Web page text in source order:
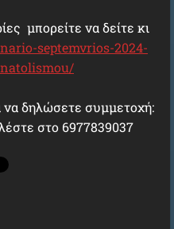
μπορείτε να δείτε κι
septemvrios-2024-
να δηλώσετε συμμετοχή:
στο 6977839037